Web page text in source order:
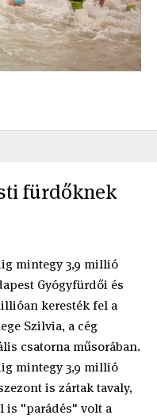
fürdőknek
mintegy 3,9 millió
Gyógyfürdői és
keresték fel a
Szilvia, a cég
csatorna műsorában.
mintegy 3,9 millió
is zártak tavaly,
is "parádés" volt a